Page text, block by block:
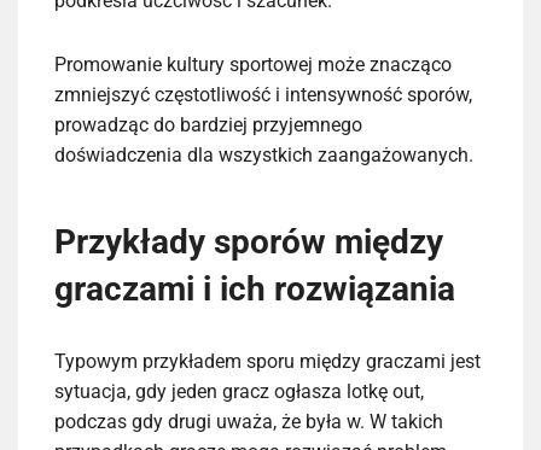
Promowanie kultury sportowej może znacząco
zmniejszyć częstotliwość i intensywność sporów,
prowadząc do bardziej przyjemnego
doświadczenia dla wszystkich zaangażowanych.
Przykłady sporów między
graczami i ich rozwiązania
Typowym przykładem sporu między graczami jest
sytuacja, gdy jeden gracz ogłasza lotkę out,
podczas gdy drugi uważa, że była w. W takich